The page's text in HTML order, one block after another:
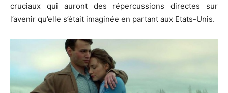
cruciaux qui auront des répercussions directes sur
l’avenir qu’elle s’était imaginée en partant aux Etats-Unis.